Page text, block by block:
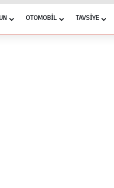
OTOMOBIL TAVSIYE